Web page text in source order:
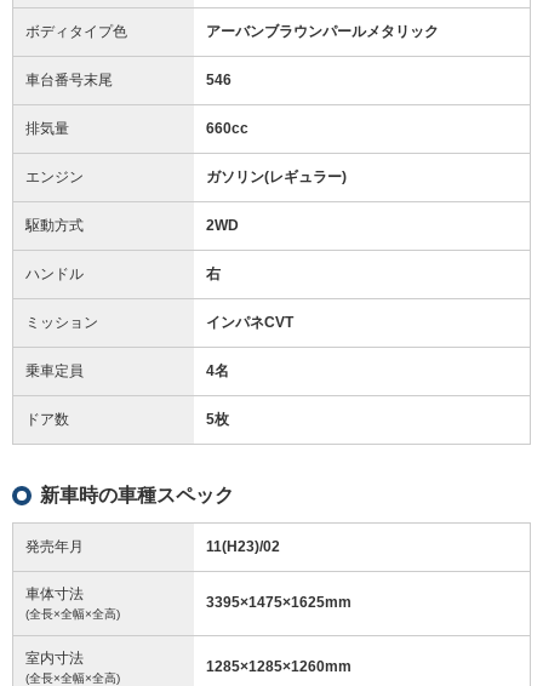
ボディタイプ色 アーバンブラウンパールメタリック
車台番号末尾 546
排気量 660cc
エンジン ガソリン(レギュラー)
駆動方式 2WD
ハンドル 右
ミッション インパネCVT
乗車定員 4名
ドア数 5枚
新車時の車種スペック
発売年月 11(H23)/02
車体寸法
(全長×全幅×全高)
3395×1475×1625mm
室内寸法
(全長×全幅×全高)
1285×1285×1260mm